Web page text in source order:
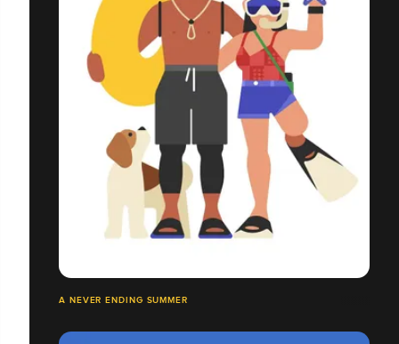
A NEVER ENDING SUMMER